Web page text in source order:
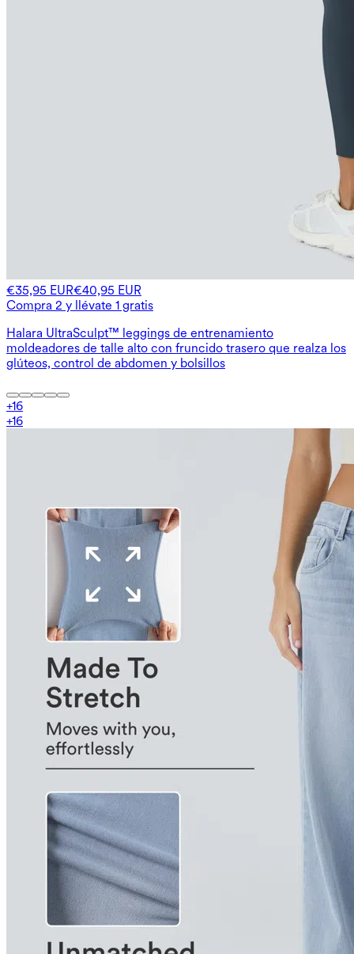
€35,95 EUR€40,95 EUR
Compra 2 y llévate 1 gratis
Halara UltraSculpt™ leggings de entrenamiento
moldeadores de talle alto con fruncido trasero que realza los
glúteos, control de abdomen y bolsillos
+16
+16